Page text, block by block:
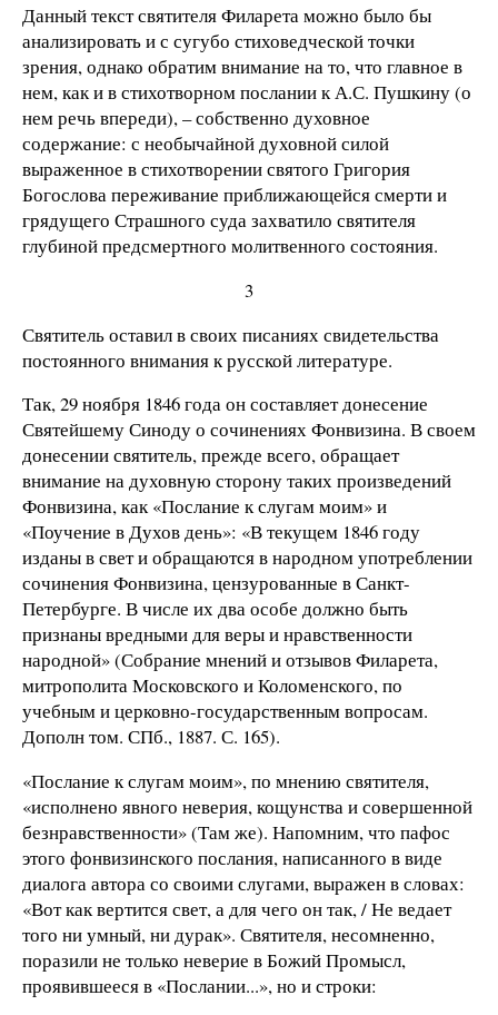
Данный текст святителя Филарета можно было бы
анализировать и с сугубо стиховедческой точки
зрения, однако обратим внимание на то, что главное в
нем, как и в стихотворном послании к А.С. Пушкину (о
нем речь впереди), – собственно духовное
содержание: с необычайной духовной силой
выраженное в стихотворении святого Григория
Богослова переживание приближающейся смерти и
грядущего Страшного суда захватило святителя
глубиной предсмертного молитвенного состояния.
3
Святитель оставил в своих писаниях свидетельства
постоянного внимания к русской литературе.
Так, 29 ноября 1846 года он составляет донесение
Святейшему Синоду о сочинениях Фонвизина. В своем
донесении святитель, прежде всего, обращает
внимание на духовную сторону таких произведений
Фонвизина, как «Послание к слугам моим» и
«Поучение в Духов день»: «В текущем 1846 году
изданы в свет и обращаются в народном употреблении
сочинения Фонвизина, цензурованные в Санкт-
Петербурге. В числе их два особе должно быть
признаны вредными для веры и нравственности
народной» (Собрание мнений и отзывов Филарета,
митрополита Московского и Коломенского, по
учебным и церковно-государственным вопросам.
Дополн том. СПб., 1887. С. 165).
«Послание к слугам моим», по мнению святителя,
«исполнено явного неверия, кощунства и совершенной
безнравственности» (Там же). Напомним, что пафос
этого фонвизинского послания, написанного в виде
диалога автора со своими слугами, выражен в словах:
«Вот как вертится свет, а для чего он так, / Не ведает
того ни умный, ни дурак». Святителя, несомненно,
поразили не только неверие в Божий Промысл,
проявившееся в «Послании...», но и строки: